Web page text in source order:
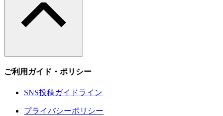
ご利用ガイド・ポリシー
SNS投稿ガイドライン
プライバシーポリシー